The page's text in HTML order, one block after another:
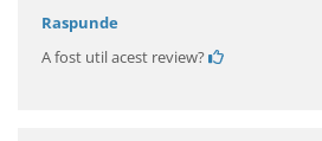
Raspunde
A fost util acest review?